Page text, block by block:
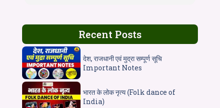
Recent Posts
देश, राजधानी एवं मुद्रा सम्पूर्ण सूचि
Important Notes
भारत के लोक नृत्य (Folk dance of
India)